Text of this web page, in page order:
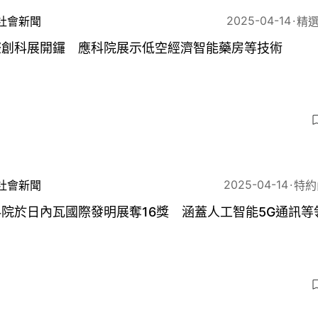
會新聞 2025-04-14 精
科展開鑼 應科院展示低空經濟智能藥房等技術
會新聞 2025-04-14 特
於日內瓦國際發明展奪16獎 涵蓋人工智能5G通訊等